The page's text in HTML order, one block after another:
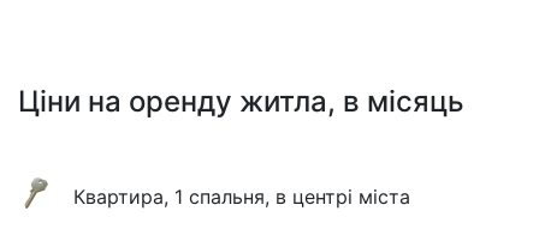
Ціни на оренду житла, в місяць
Квартира, 1 спальня, в центрі міста